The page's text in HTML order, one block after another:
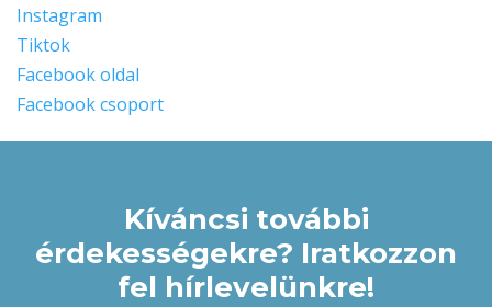
Instagram
Tiktok
Facebook oldal
Facebook csoport
Kíváncsi további
érdekességekre? Iratkozzon
fel hírlevelünkre!